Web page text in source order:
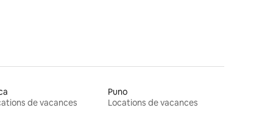
de vacances
Puno
Locations de vacances